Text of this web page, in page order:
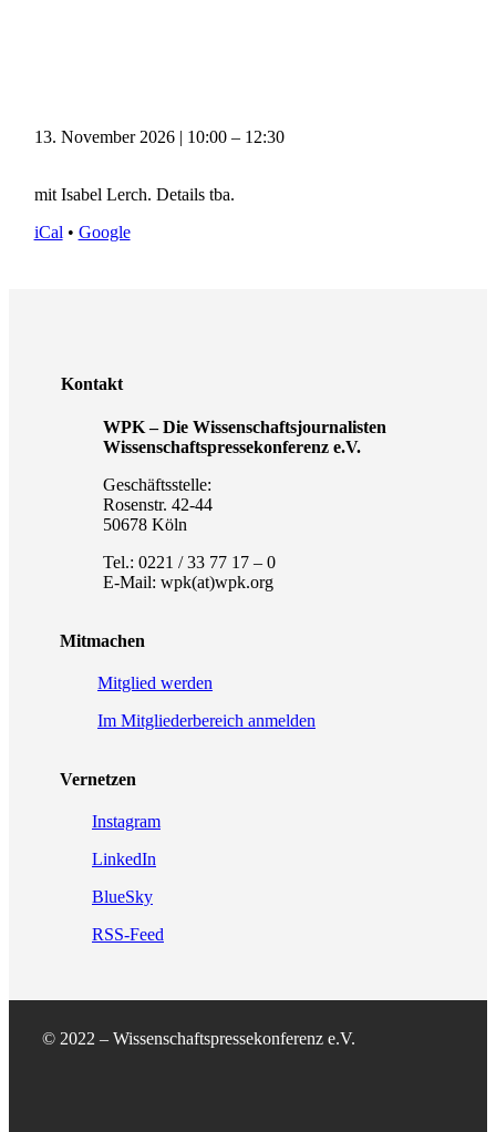
13. November 2026| 10:00 – 12:30
mit Isabel Lerch. Details tba.
iCal • Google
Kontakt
WPK – Die Wissenschaftsjournalisten
Wissenschaftspressekonferenz e.V.
Geschäftsstelle:
Rosenstr. 42-44
50678 Köln
Tel.: 0221 / 33 77 17 – 0
E-Mail: wpk(at)wpk.org
Mitmachen
Mitglied werden
Im Mitgliederbereich anmelden
Vernetzen
Instagram
LinkedIn
BlueSky
RSS-Feed
© 2022 – Wissenschaftspressekonferenz e.V.